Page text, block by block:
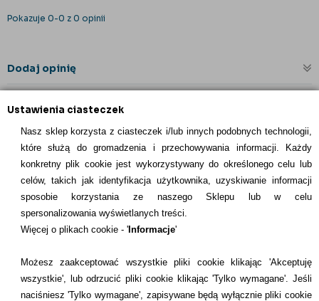
Ustawienia ciasteczek
Nasz sklep korzysta z ciasteczek i/lub innych podobnych technologii,
które służą do gromadzenia i przechowywania informacji. Każdy
konkretny plik cookie jest wykorzystywany do określonego celu lub
celów, takich jak identyfikacja użytkownika, uzyskiwanie informacji
sposobie korzystania ze naszego Sklepu lub w celu
spersonalizowania wyświetlanych treści.
Więcej o plikach cookie - 'Informacje'
Możesz zaakceptować wszystkie pliki cookie klikając 'Akceptuję
wszystkie', lub odrzucić pliki cookie klikając 'Tylko wymagane'. Jeśli
naciśniesz 'Tylko wymagane', zapisywane będą wyłącznie pliki cookie
Pokazuje 0-0 z 0 opinii
Dodaj opinię
INFORMACJE KONTAKTOWE
Informacje
Dostawcy